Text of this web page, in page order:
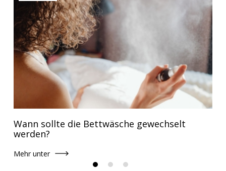
Wann sollte die Bettwäsche gewechselt
werden?
Mehr unter